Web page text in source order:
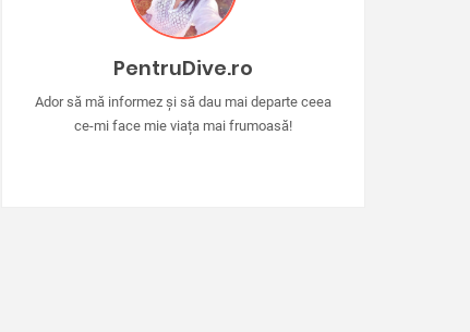
PentruDive.ro
Ador să mă informez și să dau mai departe ceea
ce-mi face mie viața mai frumoasă!